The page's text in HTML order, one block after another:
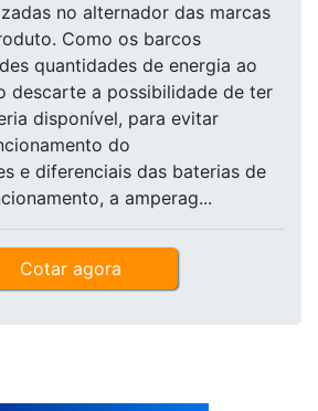
no alternador das marcas
Como os barcos
quantidades de energia ao
descarte a possibilidade de ter
disponível, para evitar
do
e diferenciais das baterias de
a amperag...
Cotar agora